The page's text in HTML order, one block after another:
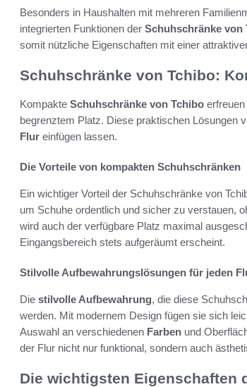
Besonders in Haushalten mit mehreren
integrierten Funktionen der Schuhschränke von
somit nützliche Eigenschaften mit einer
Schuhschränke von Tchibo:
Kompakte Schuhschränke von Tchibo
begrenztem Platz. Diese praktischen Lösungen
Flur einfügen lassen.
Die Vorteile von kompakten Schuhschränken
Ein wichtiger Vorteil der Schuhschränke von
um Schuhe ordentlich und sicher zu verstauen,
wird auch der verfügbare Platz maximal
Eingangsbereich stets aufgeräumt erscheint.
Stilvolle Aufbewahrungslösungen für jeden
Die stilvolle Aufbewahrung, die diese
werden. Mit modernem Design fügen sie sich
Auswahl an verschiedenen Farben und
der Flur nicht nur funktional, sondern auch
Die wichtigsten Eigenschaften